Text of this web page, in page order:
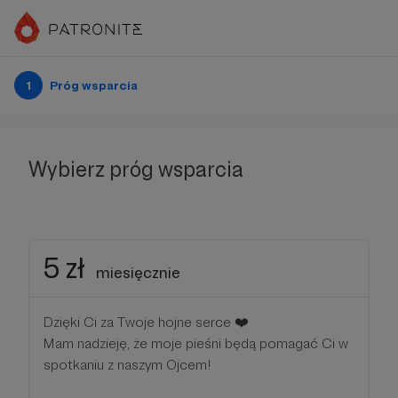
1 Próg wsparcia
Wybierz próg wsparcia
5 zł miesięcznie
Dzięki Ci za Twoje hojne serce ❤️
Mam nadzieję, że moje pieśni będą pomagać Ci w
spotkaniu z naszym Ojcem!